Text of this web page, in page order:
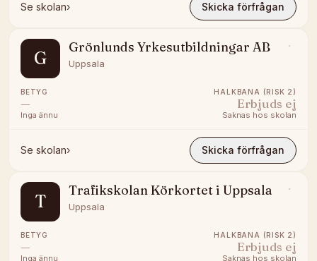
Se skolan› Skicka förfrågan
G
Grönlunds Yrkesutbildningar AB
Uppsala
BETYG
—
Inga ännu
HALKBANA (RISK 2)
Erbjuds ej
Saknas hos skolan
Se skolan› Skicka förfrågan
T
Trafikskolan Körkortet i Uppsala
Uppsala
BETYG
—
Inga ännu
HALKBANA (RISK 2)
Erbjuds ej
Saknas hos skolan